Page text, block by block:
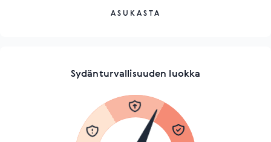
ASUKASTA
Sydänturvallisuuden luokka